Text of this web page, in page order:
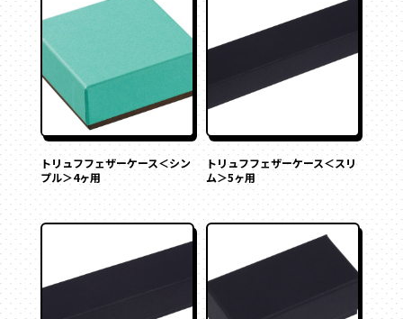
トリュフフェザーケース＜シン
プル＞4ヶ用
トリュフフェザーケース＜スリ
ム＞5ヶ用